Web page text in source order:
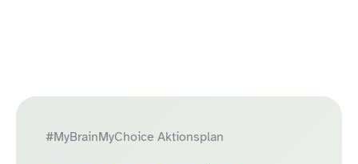
#MyBrainMyChoice Aktionsplan